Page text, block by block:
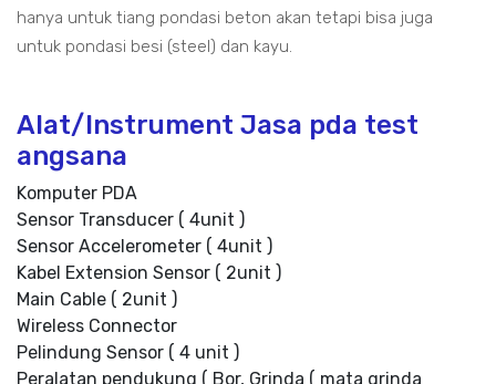
hanya untuk tiang pondasi beton akan tetapi bisa juga
untuk pondasi besi (steel) dan kayu.
Alat/Instrument Jasa pda test
angsana
Komputer PDA
Sensor Transducer ( 4unit )
Sensor Accelerometer ( 4unit )
Kabel Extension Sensor ( 2unit )
Main Cable ( 2unit )
Wireless Connector
Pelindung Sensor ( 4 unit )
Peralatan pendukung ( Bor, Grinda ( mata grinda